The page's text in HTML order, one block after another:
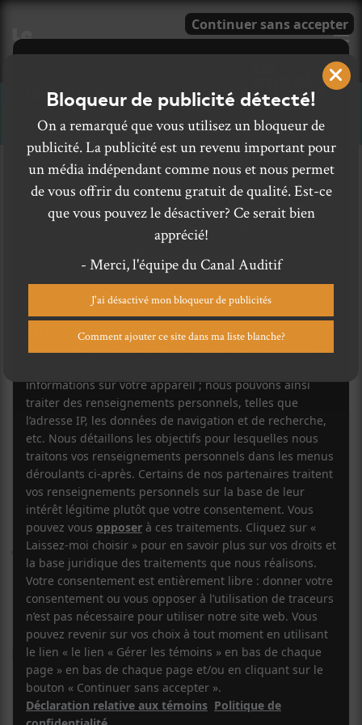
CHANSONS
FOXTROTT
Take it Back / Go for Joy
27 OCTOBRE 2022
PARMYRIAM BERCIER
/ ÉLECTRONIQUE
F
A
C
E
B
T
W
I
T
T
P
A
T
A
FOXTROTTpartageTake it Back/Go for Joy
double plage qui fait suite à
Bloqueur de publicité détecté!
On a remarqué que vous utilisez un bloqueur de
publicité. La publicité est un revenu important pour
un média indépendant comme nous et nous permet
de vous offrir du contenu gratuit de qualité. Est-ce
que vous pouvez le désactiver? Ce serait bien
apprécié!
- Merci, l'équipe du Canal Auditif
J'ai désactivé mon bloqueur de publicités
Comment ajouter ce site dans ma liste blanche?